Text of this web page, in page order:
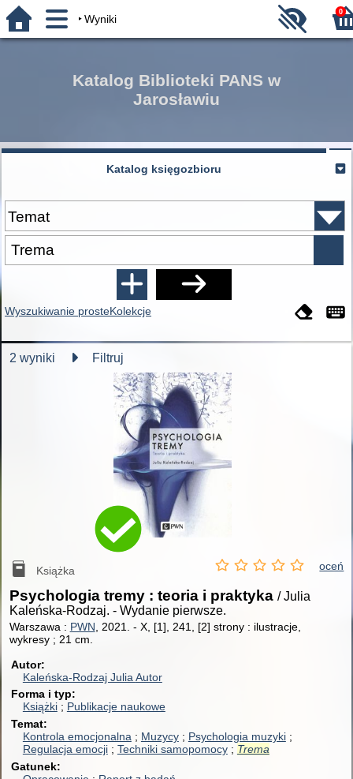
Wyniki
0
Katalog Biblioteki PANS w
Jarosławiu
Katalog księgozbioru
Wyszukiwanie prosteKolekcje
2 wyniki Filtruj
Książka oceń
Psychologia tremy : teoria i praktyka / Julia
Kaleńska-Rodzaj. - Wydanie pierwsze.
Warszawa : PWN, 2021. - X, [1], 241, [2] strony : ilustracje,
wykresy ; 21 cm.
Autor
Kaleńska-Rodzaj Julia Autor
Forma i typ
Książki
Publikacje naukowe
Temat
Kontrola emocjonalna
Muzycy
Psychologia muzyki
Regulacja emocji
Techniki samopomocy
Trema
Gatunek